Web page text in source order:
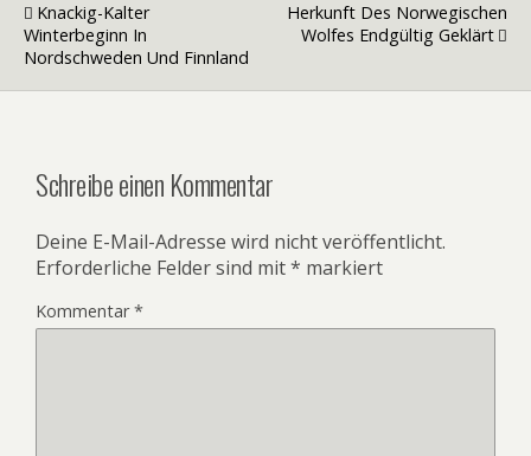
Knackig-Kalter
Winterbeginn In
Nordschweden Und Finnland
Herkunft Des Norwegischen
Wolfes Endgültig Geklärt
Schreibe einen Kommentar
Deine E-Mail-Adresse wird nicht veröffentlicht.
Erforderliche Felder sind mit* markiert
Kommentar*